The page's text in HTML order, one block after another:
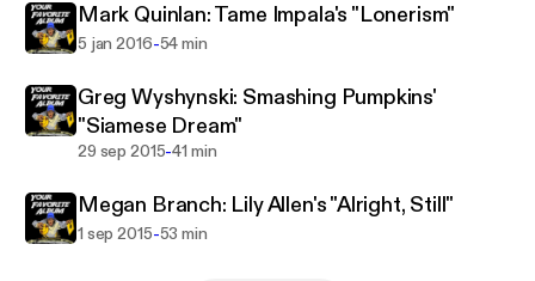
Mark Quinlan: Tame Impala's "Lonerism"
5 jan 2016-54 min
Greg Wyshynski: Smashing Pumpkins'
"Siamese Dream"
29 sep 2015-41 min
Megan Branch: Lily Allen's "Alright, Still"
1 sep 2015-53 min